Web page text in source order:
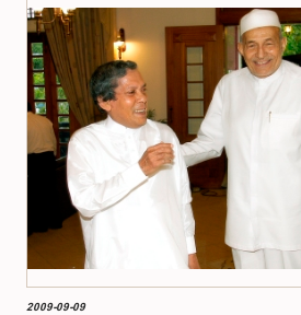
2009-09-09